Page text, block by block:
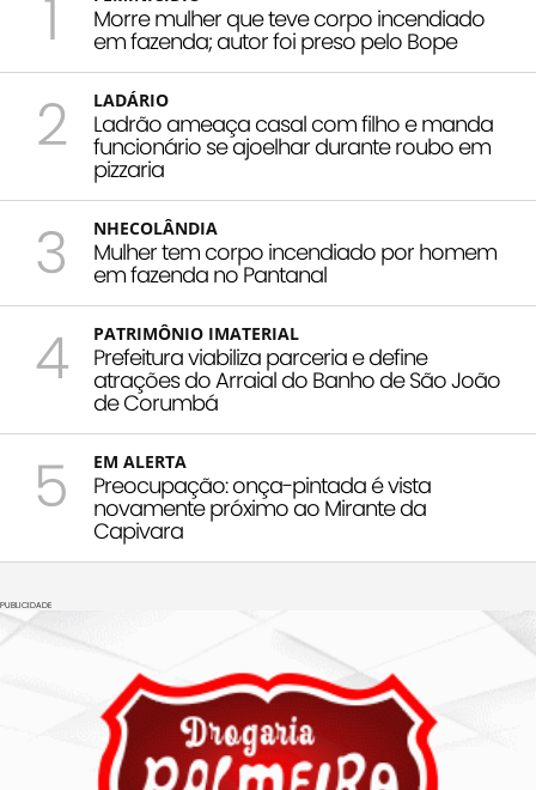
1 Morre mulher que teve corpo incendiado
em fazenda; autor foi preso pelo Bope
2 LADÁRIO
Ladrão ameaça casal com filho e manda
funcionário se ajoelhar durante roubo em
pizzaria
3 NHECOLÂNDIA
Mulher tem corpo incendiado por homem
em fazenda no Pantanal
4 PATRIMÔNIO IMATERIAL
Prefeitura viabiliza parceria e define
atrações do Arraial do Banho de São João
de Corumbá
5 EM ALERTA
Preocupação: onça-pintada é vista
novamente próximo ao Mirante da
Capivara
PUBLICIDADE